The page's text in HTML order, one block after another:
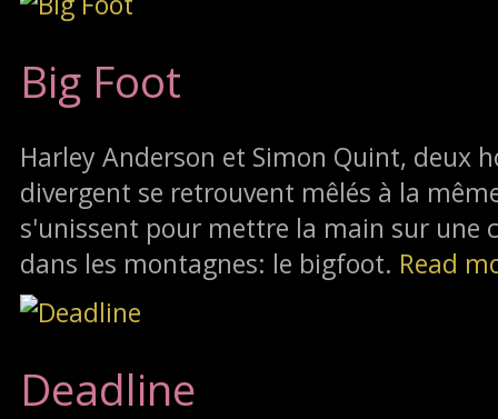
Big Foot
Harley Anderson et Simon Quint, deux
divergent se retrouvent mêlés à la
s'unissent pour mettre la main sur une
dans les montagnes: le bigfoot. Read
Deadline